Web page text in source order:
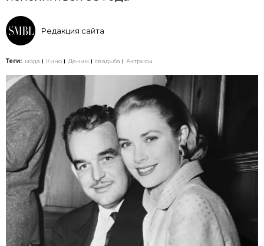
Редакция сайта
Теги: мода Кино Деним свадьба Актрисы